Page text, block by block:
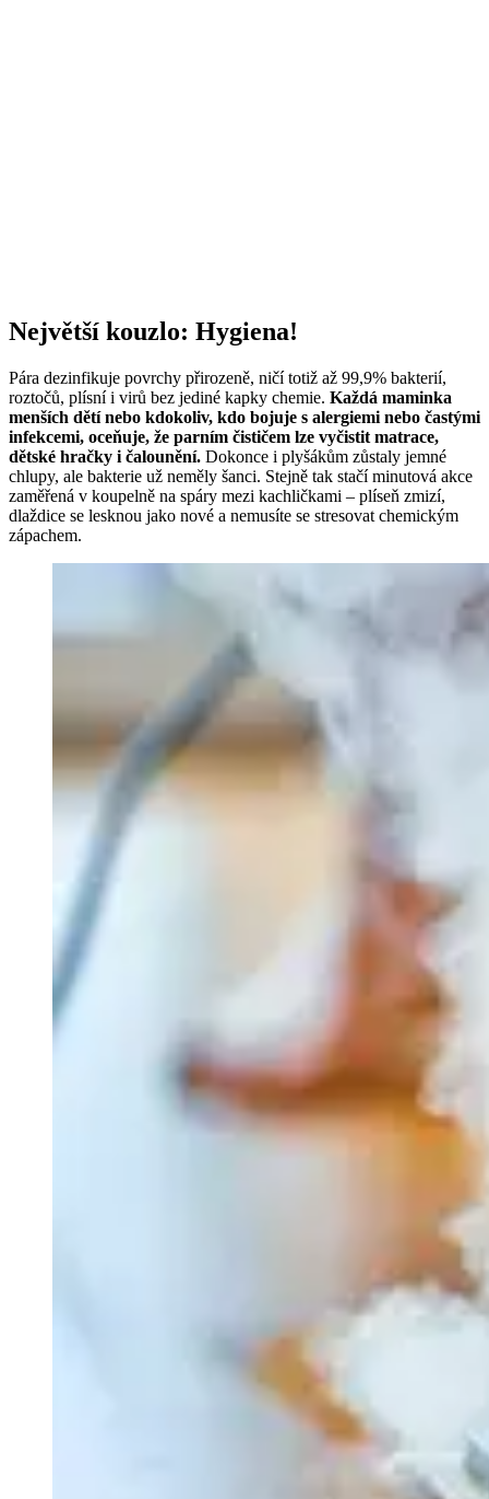
Největší kouzlo: Hygiena!
Pára dezinfikuje povrchy přirozeně, ničí totiž až 99,9% bakterií,
roztočů, plísní i virů bez jediné kapky chemie. Každá maminka
menších dětí nebo kdokoliv, kdo bojuje s alergiemi nebo častými
infekcemi, oceňuje, že parním čističem lze vyčistit matrace,
dětské hračky i čalounění. Dokonce i plyšákům zůstaly jemné
chlupy, ale bakterie už neměly šanci. Stejně tak stačí minutová akce
zaměřená v koupelně na spáry mezi kachličkami – plíseň zmizí,
dlaždice se lesknou jako nové a nemusíte se stresovat chemickým
zápachem.